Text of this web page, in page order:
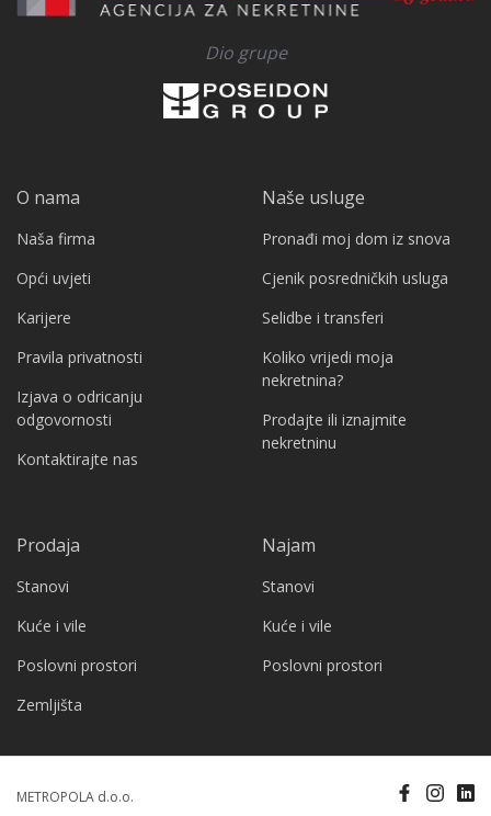
Dio grupe
O nama
Naša firma
Opći uvjeti
Karijere
Pravila privatnosti
Izjava o odricanju
odgovornosti
Kontaktirajte nas
Naše usluge
Pronađi moj dom iz snova
Cjenik posredničkih usluga
Selidbe i transferi
Koliko vrijedi moja
nekretnina?
Prodajte ili iznajmite
nekretninu
Prodaja
Stanovi
Kuće i vile
Poslovni prostori
Zemljišta
Najam
Stanovi
Kuće i vile
Poslovni prostori
METROPOLA d.o.o.